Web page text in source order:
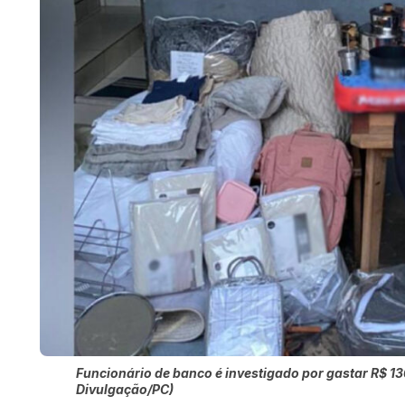
Funcionário de banco é investigado por gastar R$
Divulgação/PC)